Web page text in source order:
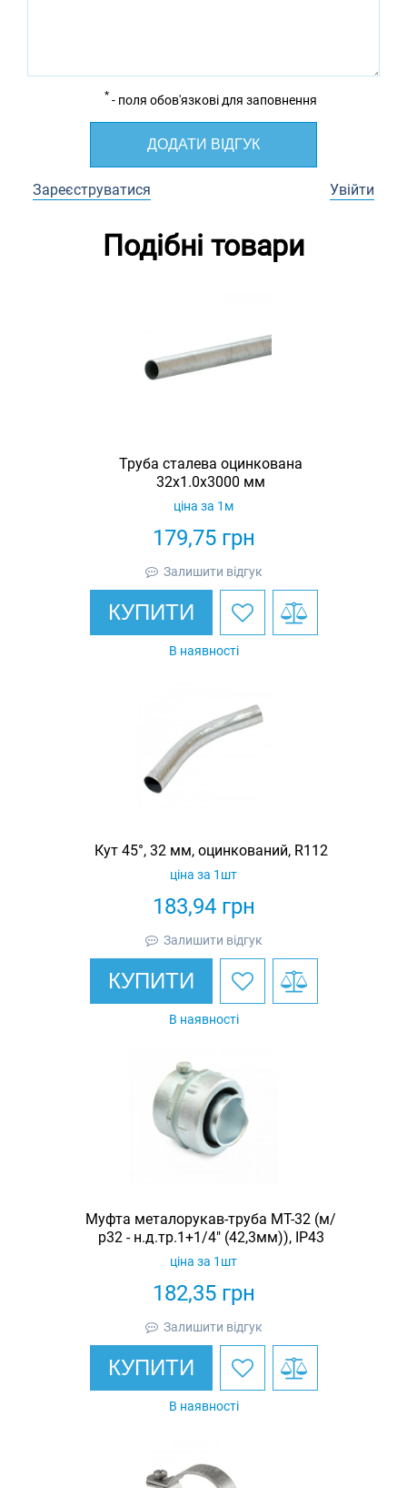
* - поля обов'язкові для заповнення
ДОДАТИ ВІДГУК
Зареєструватися Увійти
Подібні товари
Труба сталева оцинкована
32x1.0x3000 мм
179,75грн
ціна за 1м
Залишити відгук
КУПИТИ
В наявності
Кут 45°, 32 мм, оцинкований, R112
183,94грн
ціна за 1шт
Залишити відгук
КУПИТИ
В наявності
Муфта металорукав-труба МТ-32 (м/
р32 - н.д.тр.1+1/4" (42,3мм)), IP43
182,35грн
ціна за 1шт
Залишити відгук
КУПИТИ
В наявності